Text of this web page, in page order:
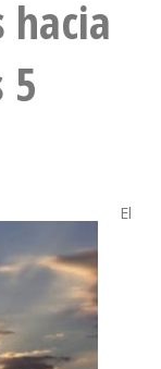
hacia
5
El